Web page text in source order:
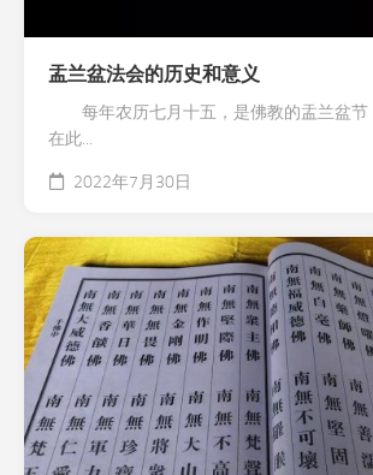
盂兰盆法会的历史和意义
每年农历七月十五，是佛教的盂兰盆节
在此...
2022年7月30日